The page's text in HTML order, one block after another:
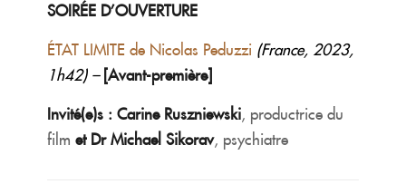
SOIRÉE D’OUVERTURE
ÉTAT LIMITE de Nicolas Peduzzi (France, 2023,
1h42) – [Avant-première]
Invité(e)s : Carine Ruszniewski, productrice du
filmet Dr Michael Sikorav, psychiatre